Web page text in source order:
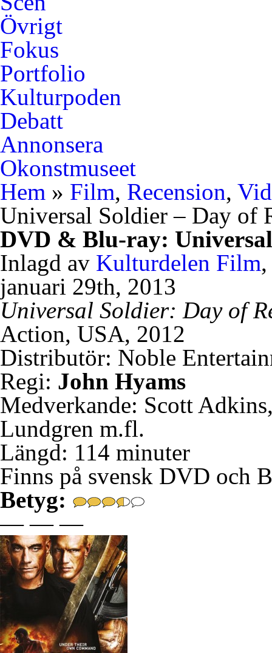
Övrigt
Fokus
Portfolio
Kulturpoden
Debatt
Annonsera
Okonstmuseet
Hem » Film, Recension,
Universal Soldier – Day of
DVD & Blu-ray:
Inlagd av Kulturdelen Film
januari 29th, 2013
Universal Soldier: Day of
Action, USA, 2012
Distributör: Noble
Regi: John Hyams
Medverkande: Scott
Lundgren m.fl.
Längd: 114 minuter
Finns på svensk DVD och
Betyg:
— — —